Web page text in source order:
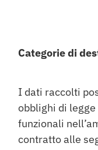
Categorie di
I dati raccolti
obblighi di
funzionali
contratto alle